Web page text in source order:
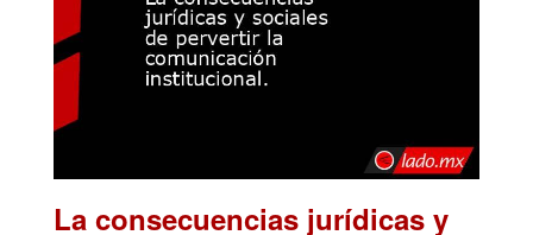
La consecuencias jurídicas y